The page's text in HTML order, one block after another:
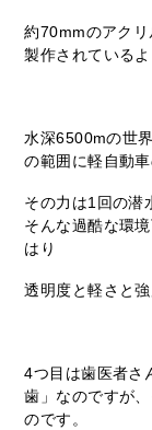
約70mmのアク
製作されているよ
水深6500mの世
の範囲に軽自動
その力は1回の潜
そんな過酷な環
はり
透明度と軽さと強
4つ目は歯医者さ
歯」なのですが
のです。